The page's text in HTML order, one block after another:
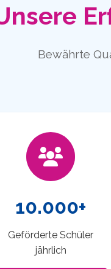
Bewährte
10.000+
Geförderte Schüler
jährlich